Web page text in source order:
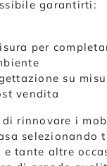
garantirti:
per
su
vendita
rinnovare i
selezionando
e tante altre